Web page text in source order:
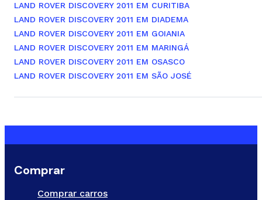
LAND ROVER DISCOVERY 2011 EM CURITIBA
LAND ROVER DISCOVERY 2011 EM DIADEMA
LAND ROVER DISCOVERY 2011 EM GOIANIA
LAND ROVER DISCOVERY 2011 EM MARINGÁ
LAND ROVER DISCOVERY 2011 EM OSASCO
LAND ROVER DISCOVERY 2011 EM SÃO JOSÉ
Comprar
Comprar carros